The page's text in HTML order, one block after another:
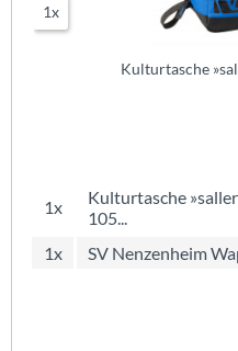
1x
Kulturtasche
1x
Kulturtasche
105...
1x SV Nenzenheim